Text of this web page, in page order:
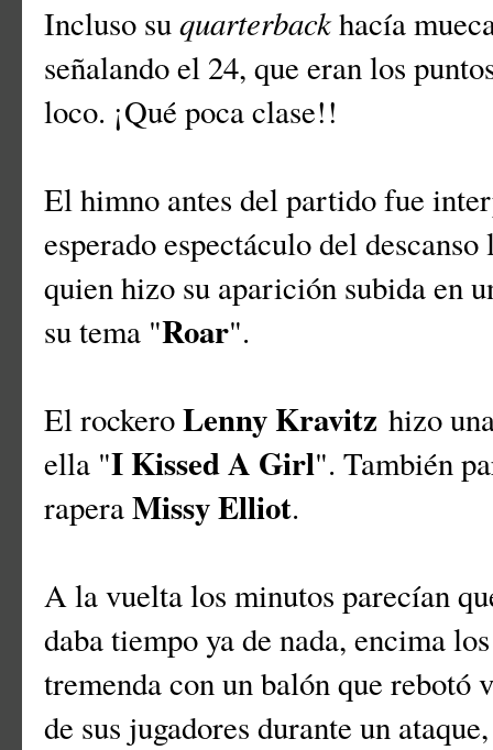
Incluso suquarterbackhacía
señalando el 24, que eran los
loco. ¡Qué poca clase!!
El himno antes del partido fue
esperado espectáculo del
quien hizo su aparición subida en
su tema "Roar".
El rockeroLenny Kravitz hizo
ella "I Kissed A Girl". También
raperaMissy Elliot.
A la vuelta los minutos parecían
daba tiempo ya de nada, encima
tremenda con un balón que rebotó
de sus jugadores durante un